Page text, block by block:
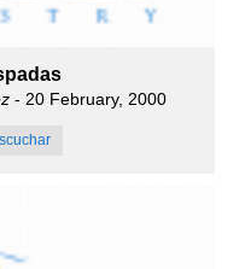
- 20 February, 2000